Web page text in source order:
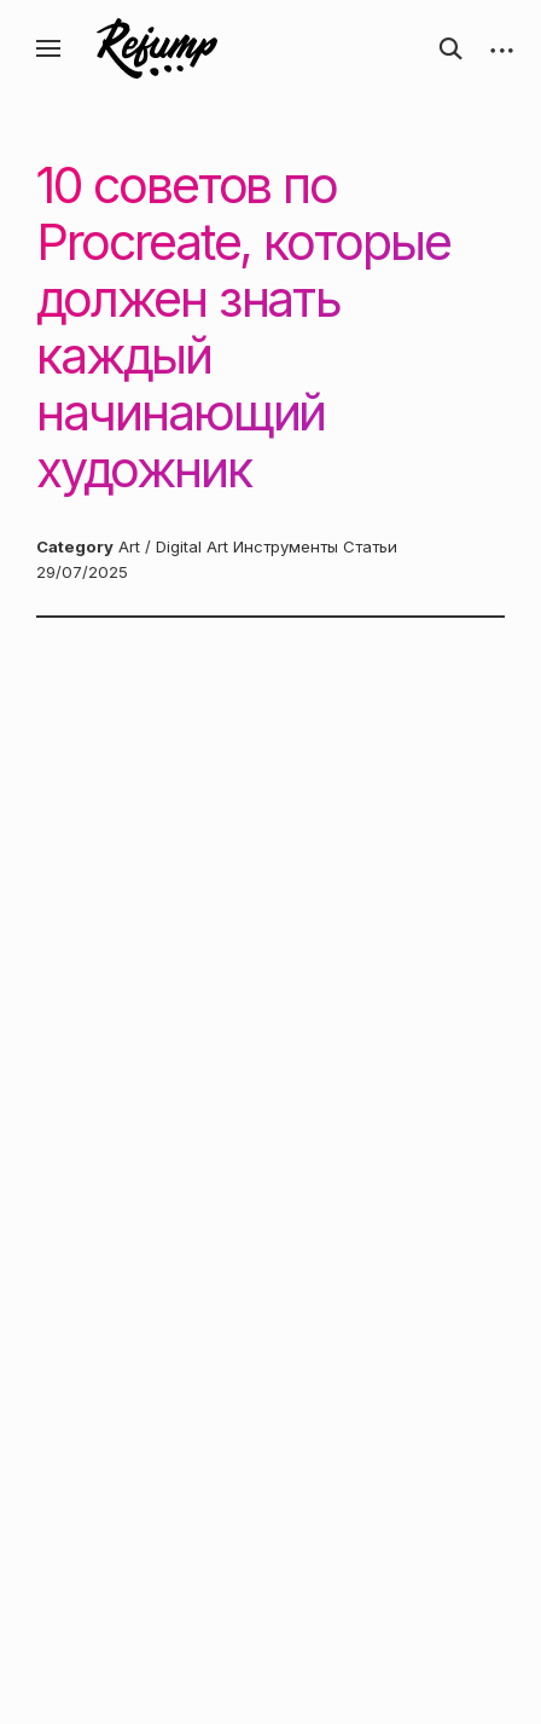
содержанию
Искусство, дизайн, вдохновение —
ReJump.ru
Блог о творчестве
открыть
форму
10 советов по
Procreate, которые
должен знать
каждый
начинающий
художник
Category Art / Digital Art Инструменты Статьи
29/07/2025